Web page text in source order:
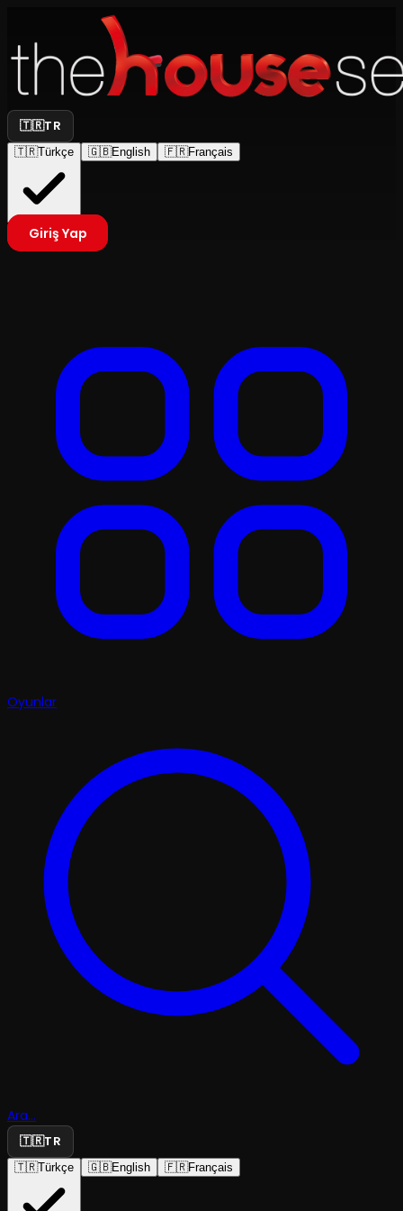
🇹🇷TR
🇹🇷Türkçe 🇬🇧English 🇫🇷Français
Giriş Yap
Oyunlar
Ara...
🇹🇷TR
🇹🇷Türkçe 🇬🇧English 🇫🇷Français